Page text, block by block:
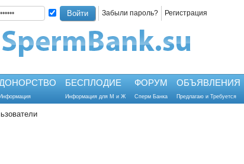
Забыли пароль? Регистрация
Информация
БЕСПЛОДИЕ
Информация для М и Ж
ФОРУМ
Сперм Банка
ОБЪЯВЛЕНИЯ
Предлагаю и Требуется